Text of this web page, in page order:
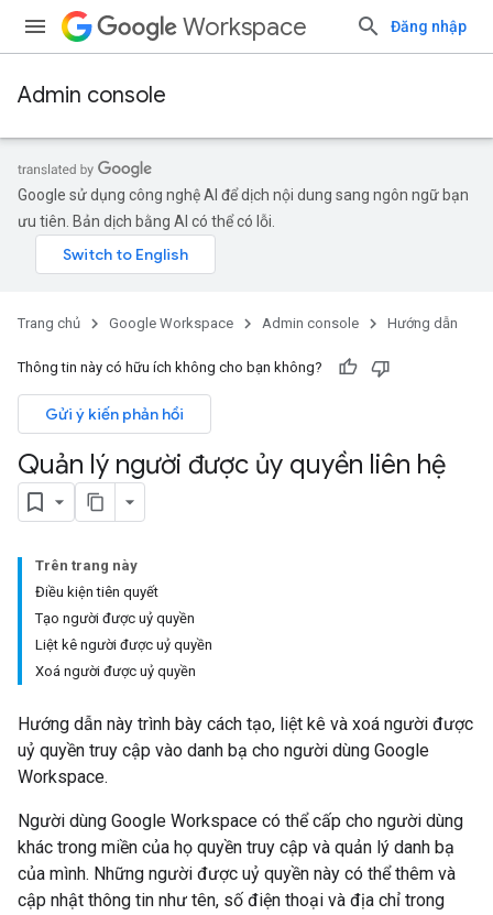
Workspace Đăng nhập
Admin console
Google sử dụng công nghệ AI để dịch nội dung sang ngôn ngữ bạn
ưu tiên. Bản dịch bằng AI có thể có lỗi.
Trang chủ Google Workspace Admin console Hướng dẫn
Thông tin này có hữu ích không cho bạn không?
Gửi ý kiến phản hồi
Quản lý người được ủy quyền liên hệ
Trên trang này
Điều kiện tiên quyết
Tạo người được uỷ quyền
Liệt kê người được uỷ quyền
Xoá người được uỷ quyền
Hướng dẫn này trình bày cách tạo, liệt kê và xoá người được
uỷ quyền truy cập vào danh bạ cho người dùng Google
Workspace.
Người dùng Google Workspace có thể cấp cho người dùng
khác trong miền của họ quyền truy cập và quản lý danh bạ
của mình. Những người được uỷ quyền này có thể thêm và
cập nhật thông tin như tên, số điện thoại và địa chỉ trong